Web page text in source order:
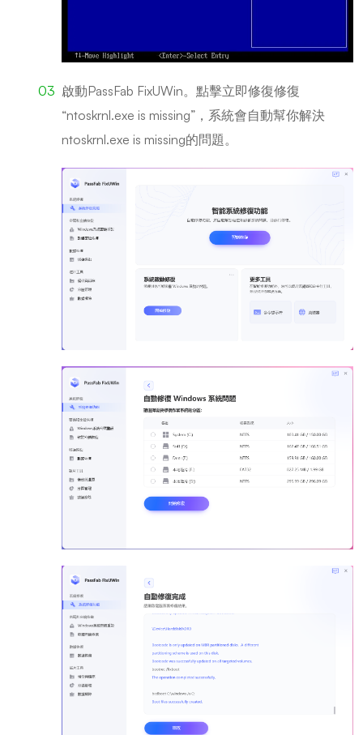
啟動PassFab FixUWin。點擊立即修復修復
“ntoskrnl.exe is missing”，系統會自動幫你解決
ntoskrnl.exe is missing的問題。